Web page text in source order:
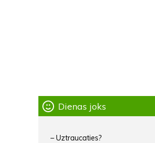
Dienas joks
– Uztraucaties?